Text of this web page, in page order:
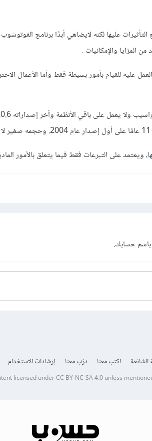
عليها لكنه لايضاهي أبدًا برنامج
المزايا والإمكانيات .
عليه للقيام بأمور بسيطة فقط وأما الأعمال
ويعتمد على التبرعات فقط فيما يتعلق بالأمور
باسم حسابك.
الشائعة اكتب معنا درّب معنا إرشادات الاستخدام
licensed underCC BY-NC-SA 4.0unless